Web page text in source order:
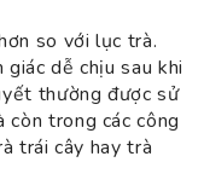
so với lục trà.
dễ chịu sau khi
thường được sử
trong các công
trái cây hay trà